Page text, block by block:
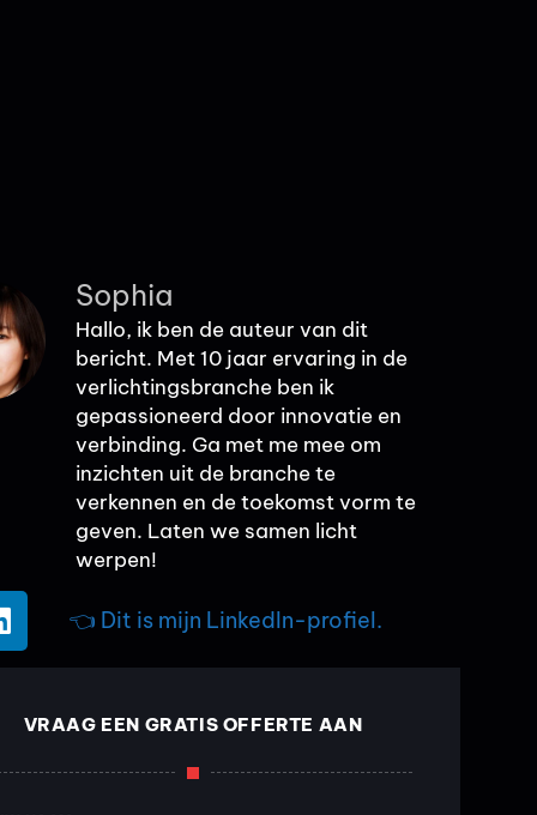
Sophia
Hallo, ik ben de auteur van dit
bericht. Met 10 jaar ervaring in de
verlichtingsbranche ben ik
gepassioneerd door innovatie en
verbinding. Ga met me mee om
inzichten uit de branche te
verkennen en de toekomst vorm te
geven. Laten we samen licht
werpen!
👈 Dit is mijn LinkedIn-profiel.
VRAAG EEN GRATIS OFFERTE AAN